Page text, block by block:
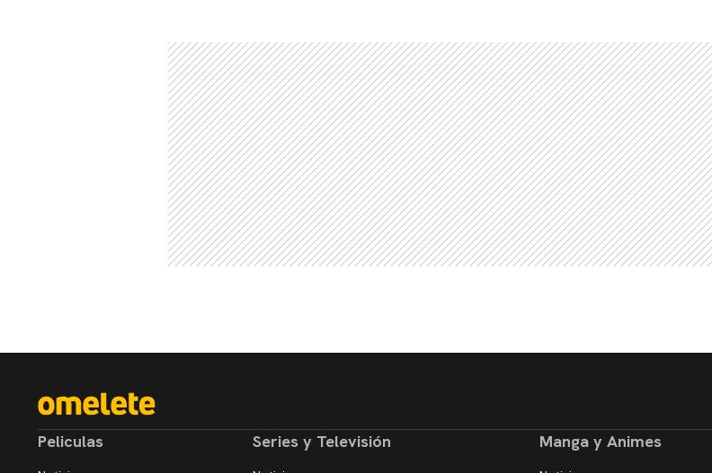
Peliculas Series y Televisión Manga y Animes